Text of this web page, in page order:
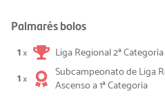
Palmarés bolos
1×
Liga Regional 2ª Categoría
1×
Subcampeonato de Liga
Ascenso a 1ª Categoría